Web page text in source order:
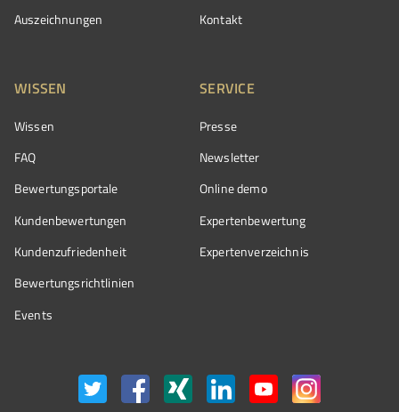
Auszeichnungen
Kontakt
WISSEN
Wissen
FAQ
Bewertungsportale
Kundenbewertungen
Kundenzufriedenheit
Bewertungs­richtlinien
Events
SERVICE
Presse
Newsletter
Online demo
Expertenbewertung
Expertenverzeichnis